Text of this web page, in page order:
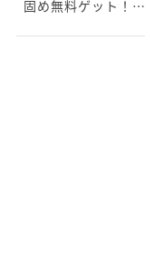
固め無料ゲット！…